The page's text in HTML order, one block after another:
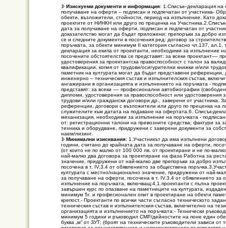
Изискуеми документи и информация: 1.Списък–декларация на
получаване на оферти – подписан и подпечатан от участника-
обекти, възложители, стойности, период на изпълнение. Като
проектите от НИНКН или друго по преценка на
дата за получаване на оферти, подписан и подпечатан от
доказателство могат да бъдат приложени: препоръки за добро
се и следните документи в посочения ред: договор за
поръчката, за обекти минимум II категория съгласно чл.137, ал.1,
декларация за екипа от проектанти, необходими за изпълнение
посочените обстоятелства се представят: за всеки
удостоверения за проектантска правоспособност с талон за
квалификации, копия от трудови/осигурителни книжки и/или
паметник на културата могат да бъдат представени
инженерно – техническия състав и изпълнителския състав,
ангажирани в организацията и изпълнението на поръчката -
представят: за всеки –– професионални автобиографии
дипломи, удостоверения за правоспособност или
трудови и/или граждански договори др., заверени от участника.
референции, договори с възложители или друго по преценка на
служителите към датата на подаване на офертата.6. Списък-
механизация, необходими за изпълнение на поръчката -
от: регистрационни талони на превозните средства; фактури за
техника и оборудване, придружени с заверени документи за
наем/лизинг.
Минимални изисквания: 1.Участникът да има изпълнени
години, считано до крайната дата за получаване на оферти,
(от които не по малко от 100 000 лв. от проектиране и не по-
най-малко два договора за проектиране на фаза Работна за
значение, придружени от най-малко две препоръки за добро
посочена в т. IV.3.4 от обявлението за обществена
културата с местно/национално значение, придружени от най-
за получаване на оферти, посочена в т. IV.3.4 от обявлението
изпълнение на поръчката, включващ:4.1.проектанти с пълна
завършен курс по опазване на паметниците на културата,
минимум 5г. и професионален опит в проектиране на обекти
крепост.- Проектанти по всички части съгласно техническото
техническия състав и изпълнителския състав, включително на
организацията и изпълнението на поръчката:- Технически
минимум 5 години и ръководил СМР/дейностите на поне един
буква „м” от ЗУТ; (броят на техническите ръководители зависи